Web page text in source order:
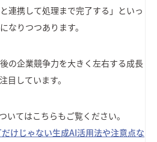
連携して処理まで完了する」といっ
なりつつあります。
の企業競争力を大きく左右する成長
目しています。
いてはこちらもご覧ください。
けじゃない生成AI活用法や注意点な